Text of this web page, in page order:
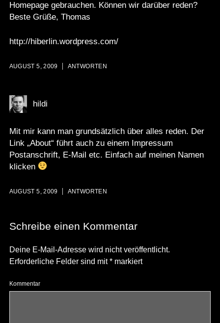
Homepage gebrauchen. Können wir darüber reden?
Beste Grüße, Thomas
http://hiberlin.wordpress.com/
AUGUST 5, 2009 ANTWORTEN
hildi
Mit mir kann man grundsätzlich über alles reden. Der
Link „About“ führt auch zu einem Impressum
Postanschrift, E-Mail etc. Einfach auf meinen Namen
klicken
AUGUST 5, 2009 ANTWORTEN
Schreibe einen Kommentar
Deine E-Mail-Adresse wird nicht veröffentlicht.
Erforderliche Felder sind mit*markiert
Kommentar